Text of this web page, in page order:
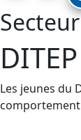
Les jeunes du